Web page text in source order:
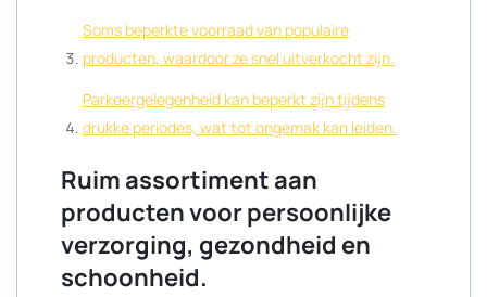
Soms beperkte voorraad van populaire
producten, waardoor ze snel uitverkocht zijn.
Parkeergelegenheid kan beperkt zijn tijdens
drukke periodes, wat tot ongemak kan leiden.
Ruim assortiment aan
producten voor persoonlijke
verzorging, gezondheid en
schoonheid.